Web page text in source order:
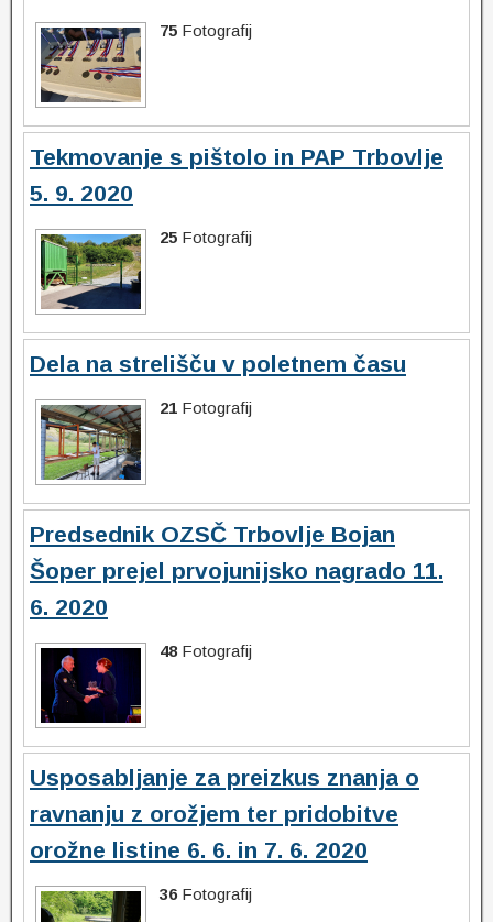
75 Fotografij
Tekmovanje s pištolo in PAP Trbovlje
5. 9. 2020
25 Fotografij
Dela na strelišču v poletnem času
21 Fotografij
Predsednik OZSČ Trbovlje Bojan
Šoper prejel prvojunijsko nagrado 11.
6. 2020
48 Fotografij
Usposabljanje za preizkus znanja o
ravnanju z orožjem ter pridobitve
orožne listine 6. 6. in 7. 6. 2020
36Fotografij